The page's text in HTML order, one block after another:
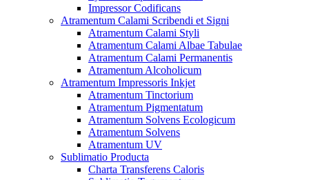
Impressor Codificans
Atramentum Calami Scribendi et Signi
Atramentum Calami Styli
Atramentum Calami Albae Tabulae
Atramentum Calami Permanentis
Atramentum Alcoholicum
Atramentum Impressoris Inkjet
Atramentum Tinctorium
Atramentum Pigmentatum
Atramentum Solvens Ecologicum
Atramentum Solvens
Atramentum UV
Sublimatio Producta
Charta Transferens Caloris